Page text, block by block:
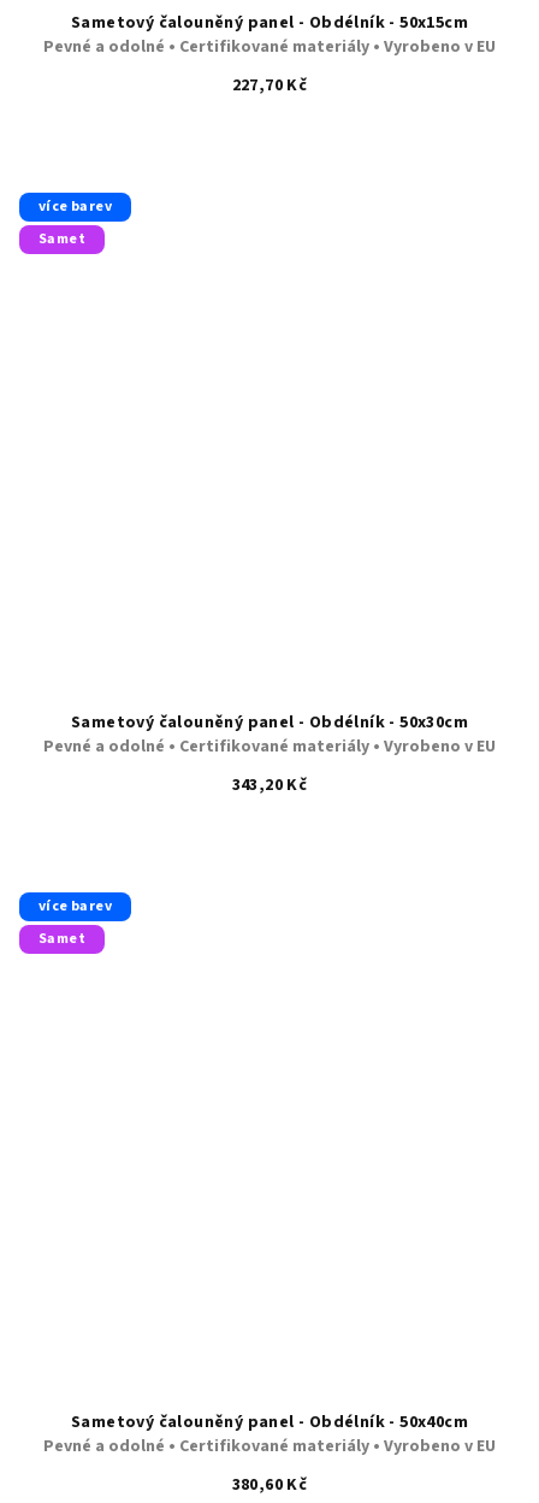
Sametový čalouněný panel - Obdélník - 50x15cm
Pevné a odolné • Certifikované materiály • Vyrobeno v EU
227,70 Kč
více barev
Samet
Sametový čalouněný panel - Obdélník - 50x30cm
Pevné a odolné • Certifikované materiály • Vyrobeno v EU
343,20 Kč
více barev
Samet
Sametový čalouněný panel - Obdélník - 50x40cm
Pevné a odolné • Certifikované materiály • Vyrobeno v EU
380,60 Kč